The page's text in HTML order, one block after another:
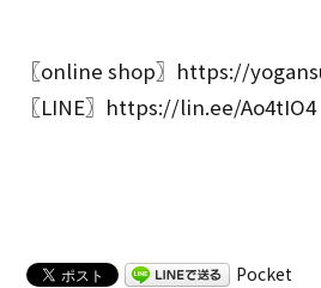
〖online shop〗 https://
〖LINE〗 https://lin.ee/Ao4tIO4
Pocket